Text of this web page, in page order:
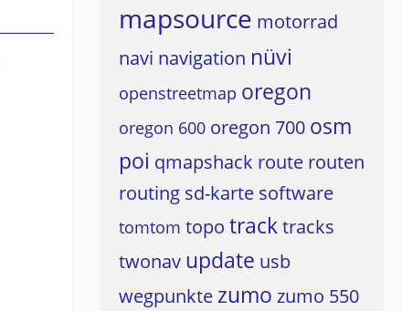
mapsource motorrad
navi navigation nüvi
openstreetmap oregon
oregon 600 oregon 700 osm
poi qmapshack route routen
routing sd-karte software
tomtom topo tracktracks
twonav update usb
wegpunkte zumo zumo 550